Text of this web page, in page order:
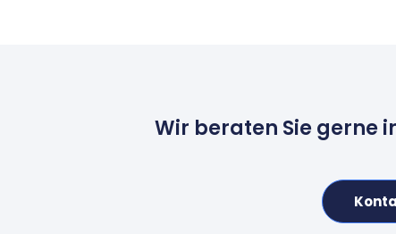
Wir beraten Sie gerne